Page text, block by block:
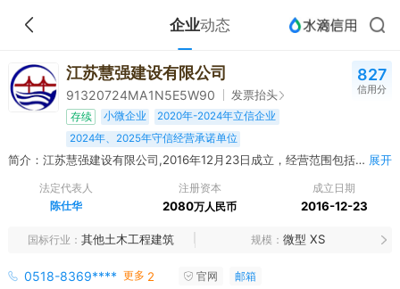
企业动态
江苏慧强建设有限公司
91320724MA1N5E5W90 发票抬头
存续 小微企业
2020年-2024年立信企业
2024年、2025年守信经营承诺单位
827
信用分
简介：江苏慧强建设有限公司,2016年12月23日成立，经营范围包括建筑工程施工总承包；水利工程施工总承包；地基基础工程专业承包；市政公用工程施工总承包；钢结构工程专业承包；建筑机电安装工程专业承包；消防设施工程专业承包；公路工程施工总承包；建筑材料销售，建筑机械租赁；园林绿化工程施工；建筑劳务分包（依法须经批准的项目，经相关部门批准后方可开展经营活动）。*** 展开
法定代表人
陈仕华
注册资本
2080万人民币
成立日期
2016-12-23
国标行业 其他土木工程建筑 规模 微型 XS
0518-8369**** 更多 2 官网 邮箱